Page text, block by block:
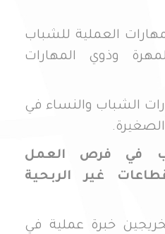
العملية للشباب
وذوي المهارات
الشباب والنساء في
الصغيرة.
في فرص العمل
غير الربحية
خبرة عملية في